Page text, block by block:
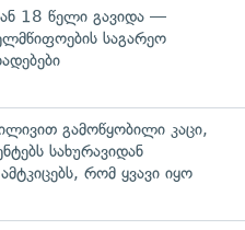
18 წელი გავიდა —
საგარეო
გამოწყობილი კაცი,
სახურავიდან
რომ ყვავი იყო